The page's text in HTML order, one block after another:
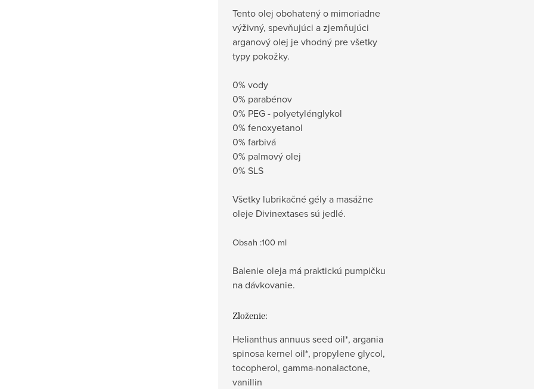
Tento olej obohatený o mimoriadne
výživný, spevňujúci a zjemňujúci
arganový olej je vhodný pre všetky
typy pokožky.
0% vody
0% parabénov
0% PEG - polyetylénglykol
0% fenoxyetanol
0% farbivá
0% palmový olej
0% SLS
Všetky lubrikačné gély a masážne
oleje Divinextases sú jedlé.
Obsah :100 ml
Balenie oleja má praktickú pumpičku
na dávkovanie.
Zloženie:
Helianthus annuus seed oil*, argania
spinosa kernel oil*, propylene glycol,
tocopherol, gamma-nonalactone,
vanillin